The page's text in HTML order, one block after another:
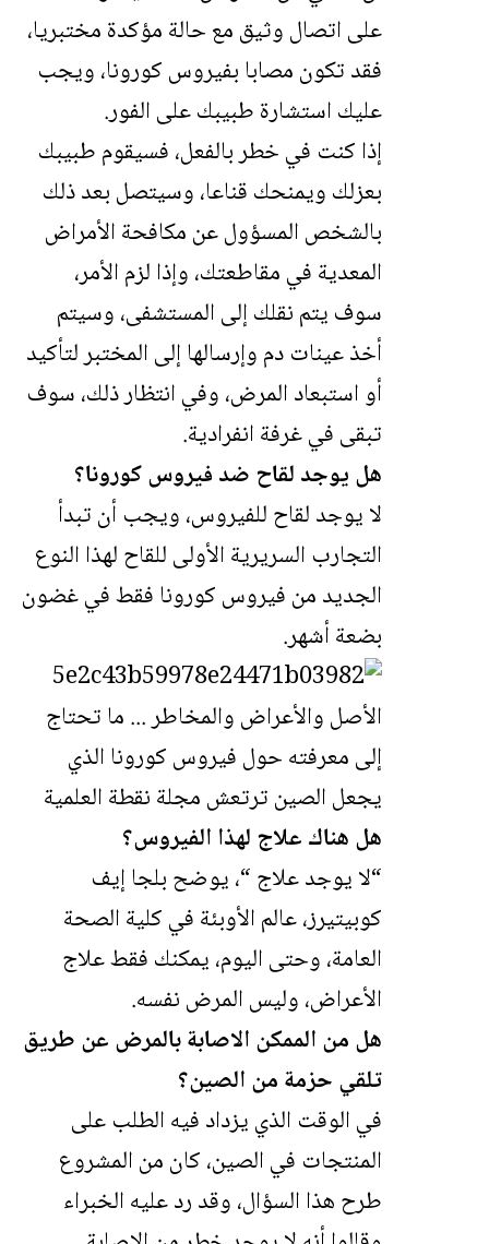
على اتصال وثيق مع حالة مؤكدة مختبريا،
فقد تكون مصابا بفيروس كورونا، ويجب
عليك استشارة طبيبك على الفور.
إذا كنت في خطر بالفعل، فسيقوم طبيبك
بعزلك ويمنحك قناعا، وسيتصل بعد ذلك
بالشخص المسؤول عن مكافحة الأمراض
المعدية في مقاطعتك، وإذا لزم الأمر،
سوف يتم نقلك إلى المستشفى، وسيتم
أخذ عينات دم وإرسالها إلى المختبر لتأكيد
أو استبعاد المرض، وفي انتظار ذلك، سوف
تبقى في غرفة انفرادية.
هل يوجد لقاح ضد فيروس كورونا؟
لا يوجد لقاح للفيروس، ويجب أن تبدأ
التجارب السريرية الأولى للقاح لهذا النوع
الجديد من فيروس كورونا فقط في غضون
بضعة أشهر.
هل هناك علاج لهذا الفيروس؟
“لا يوجد علاج “، يوضح بلجا إيف
كوبيتيرز، عالم الأوبئة في كلية الصحة
العامة، وحتى اليوم، يمكنك فقط علاج
الأعراض، وليس المرض نفسه.
هل من الممكن الاصابة بالمرض عن طريق
تلقي حزمة من الصين؟
في الوقت الذي يزداد فيه الطلب على
المنتجات في الصين، كان من المشروع
طرح هذا السؤال، وقد رد عليه الخبراء